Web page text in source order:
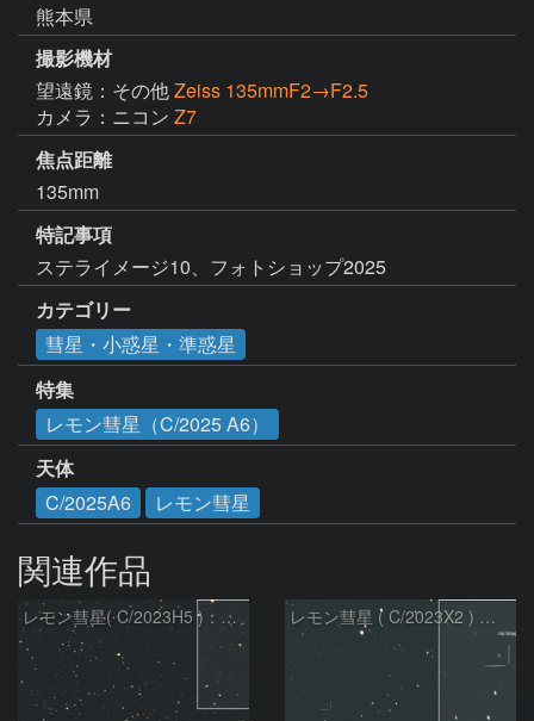
熊本県
撮影機材
望遠鏡：その他Zeiss 135mmF2→F2.5
カメラ：ニコン Z7
焦点距離
135mm
特記事項
ステライメージ10、フォトショップ2025
カテゴリー
彗星・小惑星・準惑星
特集
レモン彗星（C/2025 A6）
天体
C/2025A6
レモン彗星
関連作品
レモン彗星( C/2023H5 )：2026/05/20 レモン彗星 ( C/2023X2 ) の予報位置：2026/05/29